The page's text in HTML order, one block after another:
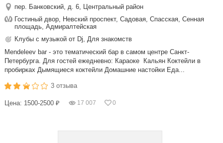
пер. Банковский, д. 6, Центральный район
Гостиный двор, Невский проспект, Садовая, Спасская, Сенная
площадь, Адмиралтейская
Клубы с музыкой от Dj, Для знакомств
Mendeleev bar - это тематический бар в самом центре Санкт-
Петербурга. Для гостей ежедневно: Караоке Кальян Коктейли в
пробирках Дымящиеся коктейли Домашние настойки Еда...
3 отзыва
Цена: 1500-2500 ₽ 17 007 0